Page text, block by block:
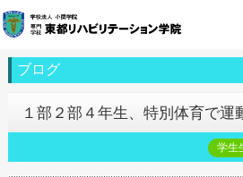
ブログ
１部２部４年生、特別体育で運
学生